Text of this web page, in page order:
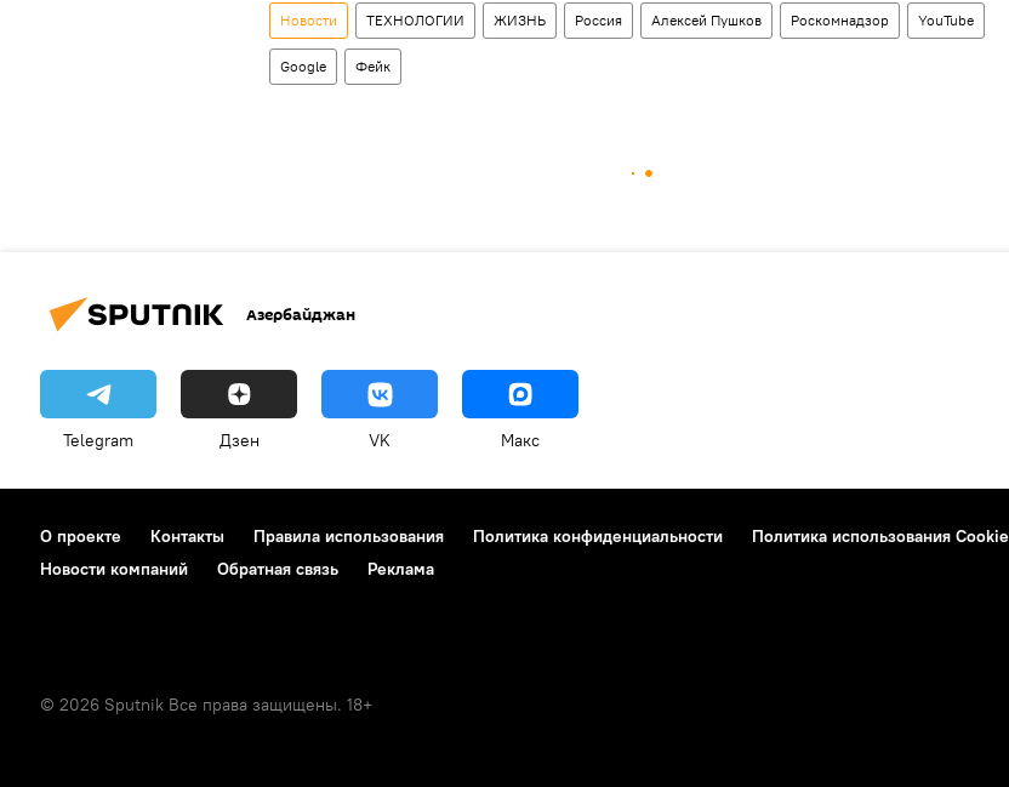
Новости ТЕХНОЛОГИИ ЖИЗНЬ Россия Алексей Пушков Роскомнадзор YouTube
Google Фейк
Азербайджан
Telegram Дзен VK Макс
О проекте Контакты Правила использования Политика конфиденциальности Политика использования Cookie
Новости компаний
Обратная связь Реклама
© 2026 Sputnik Все права защищены. 18+